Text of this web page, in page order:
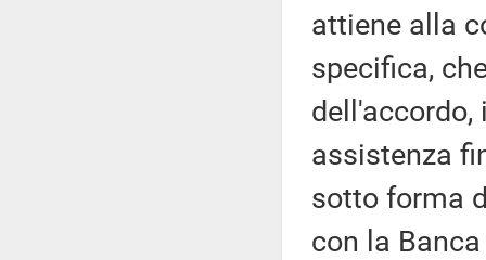
attiene alla
specifica,
dell'accordo,
assistenza
sotto forma
con la